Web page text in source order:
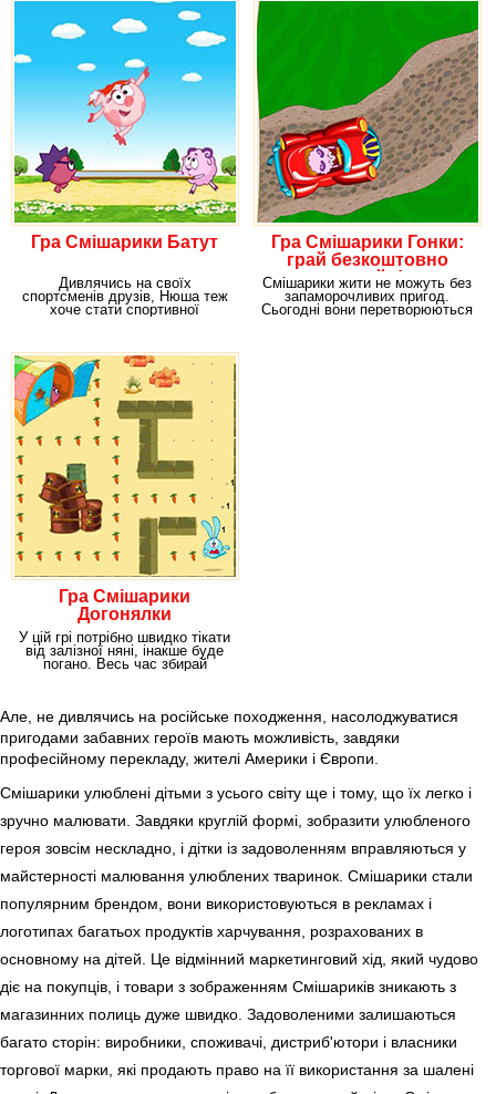
Гра Смішарики Батут
Дивлячись на своїх
спортсменів друзів, Нюша теж
хоче стати спортивної
Гра Смішарики Гонки:
грай безкоштовно
онлайн!
Смішарики жити не можуть без
запаморочливих пригод.
Сьогодні вони перетворюються
Гра Смішарики
Догонялки
У цій грі потрібно швидко тікати
від залізної няні, інакше буде
погано. Весь час збирай
Але, не дивлячись на російське походження, насолоджуватися
пригодами забавних героїв мають можливість, завдяки
професійному перекладу, жителі Америки і Європи.
Смішарики улюблені дітьми з усього світу ще і тому, що їх легко і
зручно малювати. Завдяки круглій формі, зобразити улюбленого
героя зовсім нескладно, і дітки із задоволенням вправляються у
майстерності малювання улюблених тваринок. Смішарики стали
популярним брендом, вони використовуються в рекламах і
логотипах багатьох продуктів харчування, розрахованих в
основному на дітей. Це відмінний маркетинговий хід, який чудово
діє на покупців, і товари з зображенням Смішариків зникають з
магазинних полиць дуже швидко. Задоволеними залишаються
багато сторін: виробники, споживачі, дистриб'ютори і власники
торгової марки, які продають право на її використання за шалені